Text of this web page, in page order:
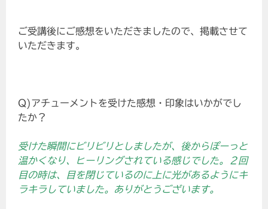
ご受講後にご感想をいただきましたので、掲載させて
いただきます。
Q)アチューメントを受けた感想・印象はいかがでし
たか？
受けた瞬間にビリビリとしましたが、後からぽーっと
温かくなり、ヒーリングされている感じでした。２回
目の時は、目を閉じているのに上に光があるようにキ
ラキラしていました。ありがとうございます。